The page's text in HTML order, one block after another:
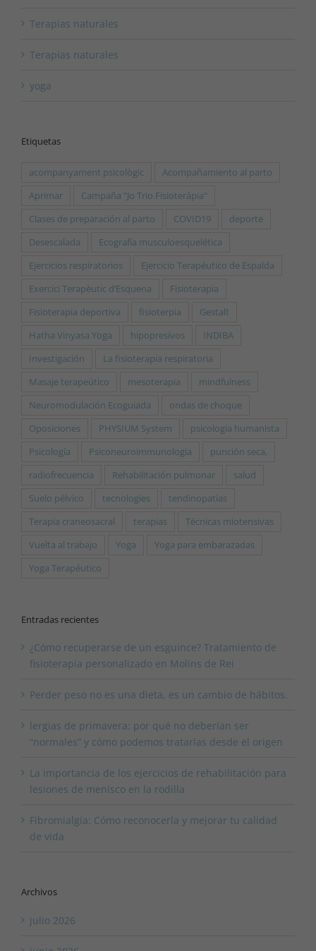
Terapias naturales
Terapias naturales
yoga
Etiquetas
acompanyament psicològic
Acompañamiento al parto
Aprimar
Campaña "Jo Trio Fisioteràpia"
Clases de preparación al parto
COVID19
deporte
Desescalada
Ecografía musculoesquelética
Ejercicios respiratorios
Ejercicio Terapéutico de Espalda
Exercici Terapèutic d’Esquena
Fisioterapia
Fisioterapia deportiva
fisioterpia
Gestalt
Hatha Vinyasa Yoga
hipopresivos
INDIBA
Investigación
La fisioterapia respiratoria
Masaje terapeútico
mesoterapia
mindfulness
Neuromodulación Ecoguiada
ondas de choque
Oposiciones
PHYSIUM System
psicologia humanista
Psicología
Psiconeuroimmunologia
punción seca,
radiofrecuencia
Rehabilitación pulmonar
salud
Suelo pélvico
tecnologies
tendinopatias
Terapia craneosacral
terapias
Técnicas miotensivas
Vuelta al trabajo
Yoga
Yoga para embarazadas
Yoga Terapéutico
Entradas recientes
¿Cómo recuperarse de un esguince? Tratamiento de
fisioterapia personalizado en Molins de Rei
Perder peso no es una dieta, es un cambio de hábitos.
lergias de primavera: por qué no deberían ser
“normales” y cómo podemos tratarlas desde el origen
La importancia de los ejercicios de rehabilitación para
lesiones de menisco en la rodilla
Fibromialgia: Cómo reconocerla y mejorar tu calidad
de vida
Archivos
julio 2026